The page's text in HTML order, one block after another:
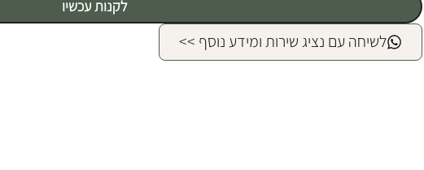
לקנות עכשיו
לשיחה עם נציג שירות ומידע נוסף >>